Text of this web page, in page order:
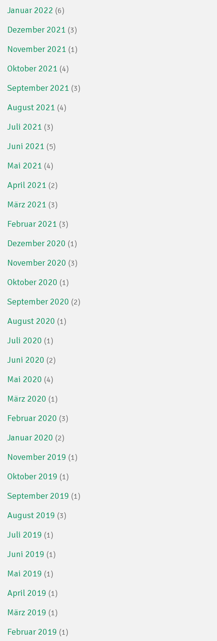
Januar 2022 (6)
Dezember 2021 (3)
November 2021 (1)
Oktober 2021 (4)
September 2021 (3)
August 2021 (4)
Juli 2021 (3)
Juni 2021 (5)
Mai 2021 (4)
April 2021 (2)
März 2021 (3)
Februar 2021 (3)
Dezember 2020 (1)
November 2020 (3)
Oktober 2020 (1)
September 2020 (2)
August 2020 (1)
Juli 2020 (1)
Juni 2020 (2)
Mai 2020 (4)
März 2020 (1)
Februar 2020 (3)
Januar 2020 (2)
November 2019 (1)
Oktober 2019 (1)
September 2019 (1)
August 2019 (3)
Juli 2019 (1)
Juni 2019 (1)
Mai 2019 (1)
April 2019 (1)
März 2019 (1)
Februar 2019 (1)